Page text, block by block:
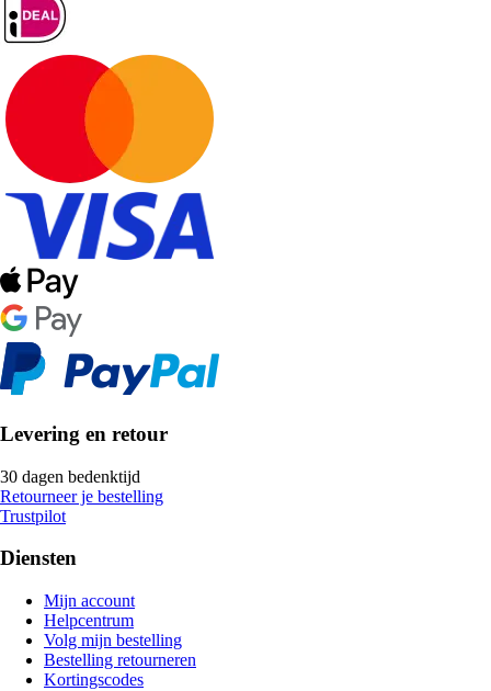
Levering en retour
30 dagen bedenktijd
Retourneer je bestelling
Trustpilot
Diensten
Mijn account
Helpcentrum
Volg mijn bestelling
Bestelling retourneren
Kortingscodes